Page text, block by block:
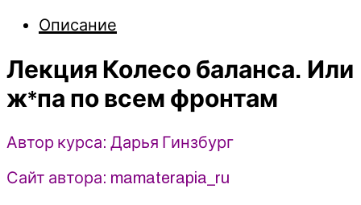
баланса.
ж*па
всем
-
Гинзбург
Описание
Лекция Колесо баланса. Или
ж*па по всем фронтам
Автор курса: Дарья Гинзбург
Сайт автора: mamaterapia_ru